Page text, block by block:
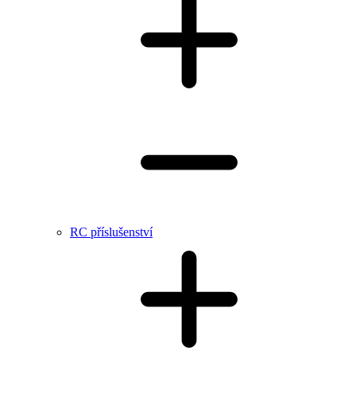
RC příslušenství